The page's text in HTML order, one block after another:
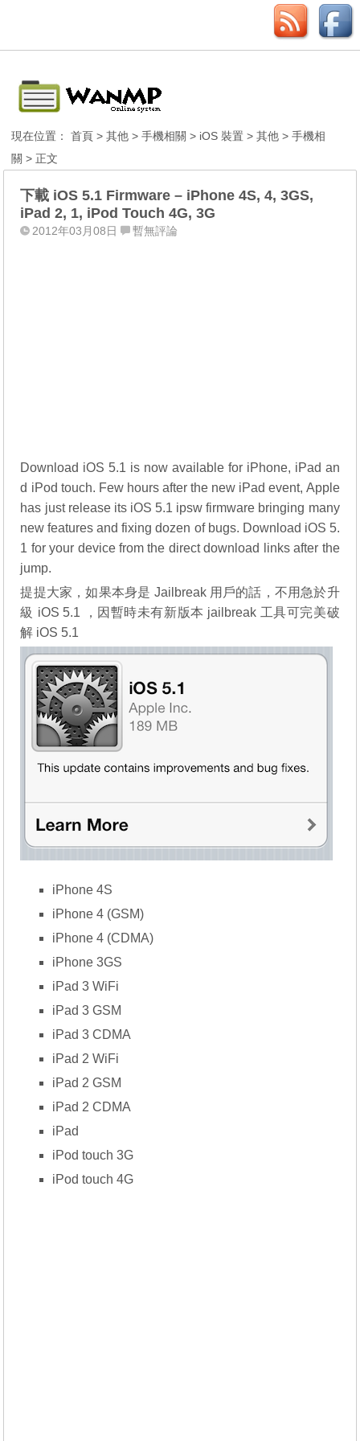
現在位置：首頁 >其他 >手機相關 > iOS 裝置 >其他 >手機相
關 > 正文
下載 iOS 5.1 Firmware – iPhone 4S, 4, 3GS,
iPad 2, 1, iPod Touch 4G, 3G
2012年03月08日 暫無評論
Download iOS 5.1 is now available for iPhone, iPad an
d iPod touch. Few hours after the new iPad event, Apple
has just release its iOS 5.1 ipsw firmware bringing many
new features and fixing dozen of bugs. Download iOS 5.
1 for your device from the direct download links after the
jump.
提提大家，如果本身是 Jailbreak 用戶的話，不用急於升
級 iOS 5.1 ，因暫時未有新版本 jailbreak 工具可完美破
解 iOS 5.1
iPhone 4S
iPhone 4 (GSM)
iPhone 4 (CDMA)
iPhone 3GS
iPad 3 WiFi
iPad 3 GSM
iPad 3 CDMA
iPad 2 WiFi
iPad 2 GSM
iPad 2 CDMA
iPad
iPod touch 3G
iPod touch 4G